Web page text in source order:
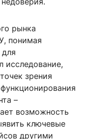
рынка
понимая
исследование,
зрения
–
возможность
ключевые
другими